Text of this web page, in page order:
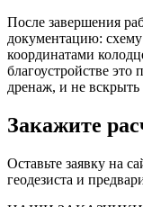
После завершения
документацию:
координатами
благоустройстве это
дренаж, и не вскрыть
Закажите
Оставьте заявку на
геодезиста и